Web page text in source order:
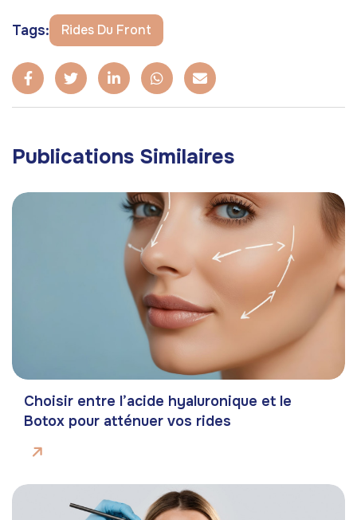
Tags: Rides Du Front
Publications Similaires
Choisir entre l’acide hyaluronique et le
Botox pour atténuer vos rides